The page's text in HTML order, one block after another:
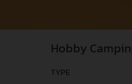
Hobby
TYPE